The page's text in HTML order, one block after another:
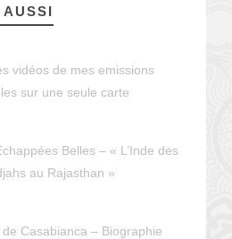
vidéos de mes emissions
sur une seule carte
Belles – « L’Inde des
au Rajasthan »
Casabianca – Biographie